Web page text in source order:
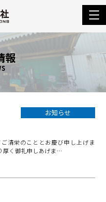
報
お知らせ
清栄のこととお慶び申し上げま
厚く御礼申しあげま…